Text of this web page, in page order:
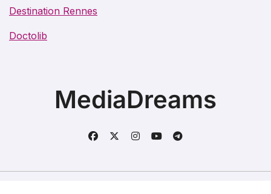
Destination Rennes
Doctolib
MediaDreams